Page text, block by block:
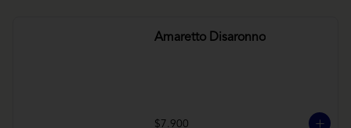
Amaretto Disaronno
$7.900